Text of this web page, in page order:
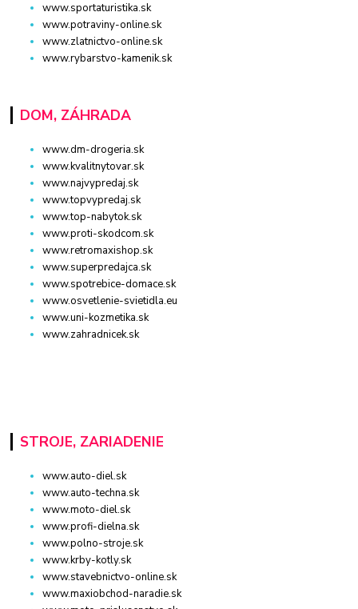
www.sportaturistika.sk
www.potraviny-online.sk
www.zlatnictvo-online.sk
www.rybarstvo-kamenik.sk
DOM, ZÁHRADA
www.dm-drogeria.sk
www.kvalitnytovar.sk
www.najvypredaj.sk
www.topvypredaj.sk
www.top-nabytok.sk
www.proti-skodcom.sk
www.retromaxishop.sk
www.superpredajca.sk
www.spotrebice-domace.sk
www.osvetlenie-svietidla.eu
www.uni-kozmetika.sk
www.zahradnicek.sk
STROJE, ZARIADENIE
www.auto-diel.sk
www.auto-techna.sk
www.moto-diel.sk
www.profi-dielna.sk
www.polno-stroje.sk
www.krby-kotly.sk
www.stavebnictvo-online.sk
www.maxiobchod-naradie.sk